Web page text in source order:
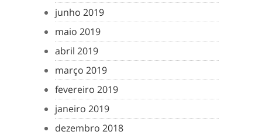
junho 2019
maio 2019
abril 2019
março 2019
fevereiro 2019
janeiro 2019
dezembro 2018